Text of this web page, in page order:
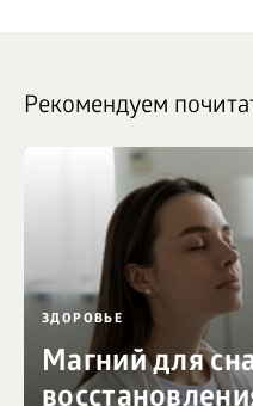
Рекомендуем
ЗДОРОВЬЕ
Магний для